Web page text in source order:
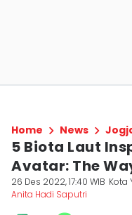
Home News
5 Biota Laut
Avatar: The
26 Des 2022, 17:40 WIB Kota
Anita Hadi Saputri